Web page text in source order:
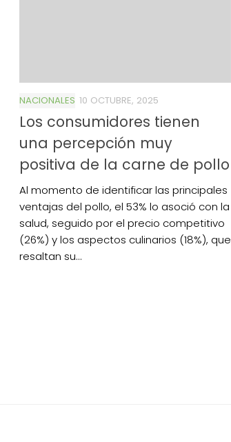
NACIONALES 10 OCTUBRE, 2025
Los consumidores tienen
una percepción muy
positiva de la carne de pollo
Al momento de identificar las principales
ventajas del pollo, el 53% lo asoció con la
salud, seguido por el precio competitivo
(26%) y los aspectos culinarios (18%), que
resaltan su...